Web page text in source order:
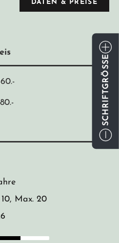
DATEN & PREISE
Max. 20 Personen
SCHRIFTGRÖSSE